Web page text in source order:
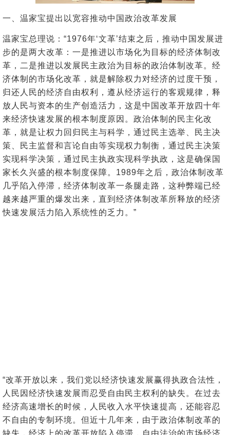
一、温家宝提出以宽容推动中国政治改革发展
温家宝总理说：“1976年‘文革’结束之后，推动中国发展进
步的是两大改革：一是推进以市场化为目标的经济体制改
革，二是推进以发展民主政治为目标的政治体制改革。经
济体制的市场化改革，就是解除权力对经济的过度干预，
归还人民的经济自由权利，遵从经济运行的客观规律，释
放人民与资本的生产创造活力，这是中国改革开放四十年
来经济快速发展的根本制度原因。政治体制的民主化改
革，就是让权力回归民主与科学，通过民主选举、民主决
策、民主监督和言论自由等实现权力制衡，通过民主决策
实现科学决策，通过民主执政实现科学执政，这是确保国
家长久兴盛的根本制度保障。1989年之后，政治体制改革
几乎陷入停滞，经济体制改革一条腿走路，这种弊端已经
越来越严重的爆发出来，直到经济体制改革所释放的经济
快速发展活力陷入系统性的乏力。”
“改革开放以来，我们党以经济快速发展赢得执政合法性，
人民因经济快速发展而忍受自由民主权利的缺失。在过去
经济高速增长的时候，人民收入水平快速提高，还能容忍
不自由的专制环境。但近十几年来，由于政治体制改革的
缺失，经济上的改革开放陷入停滞，自由法治的市场经济